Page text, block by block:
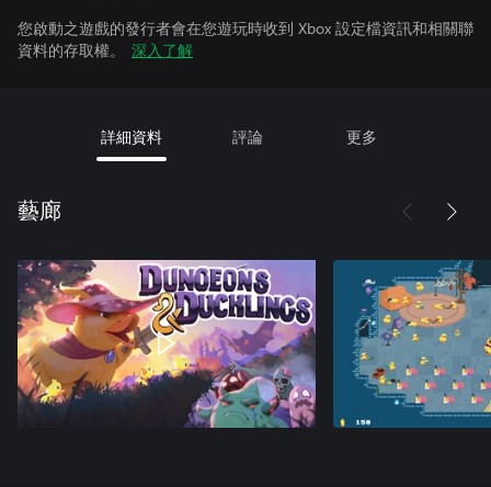
您啟動之遊戲的發行者會在您遊玩時收到 Xbox 設定檔資訊和相關聯
資料的存取權。
深入了解
詳細資料 評論 更多
藝廊